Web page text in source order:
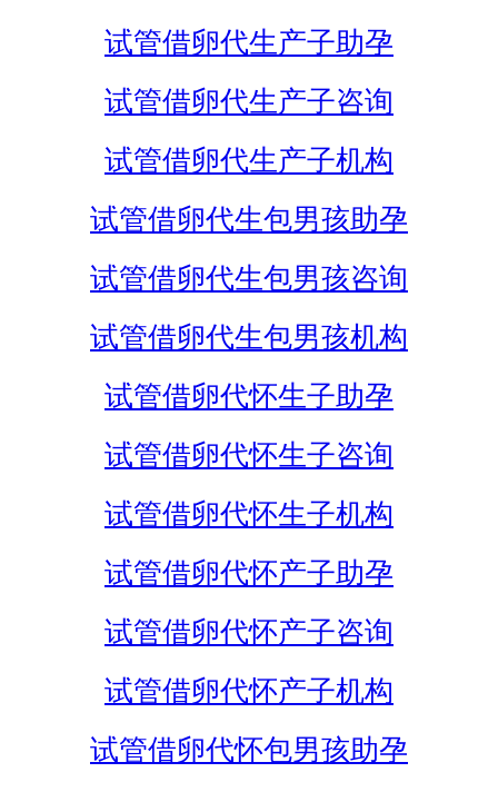
试管借卵代生产子助孕
试管借卵代生产子咨询
试管借卵代生产子机构
试管借卵代生包男孩助孕
试管借卵代生包男孩咨询
试管借卵代生包男孩机构
试管借卵代怀生子助孕
试管借卵代怀生子咨询
试管借卵代怀生子机构
试管借卵代怀产子助孕
试管借卵代怀产子咨询
试管借卵代怀产子机构
试管借卵代怀包男孩助孕